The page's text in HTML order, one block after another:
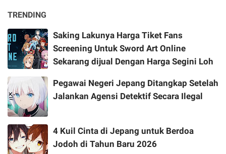
TRENDING
Saking Lakunya Harga Tiket Fans
Screening Untuk Sword Art Online
Sekarang dijual Dengan Harga Segini Loh
Pegawai Negeri Jepang Ditangkap Setelah
Jalankan Agensi Detektif Secara Ilegal
4 Kuil Cinta di Jepang untuk Berdoa
Jodoh di Tahun Baru 2026